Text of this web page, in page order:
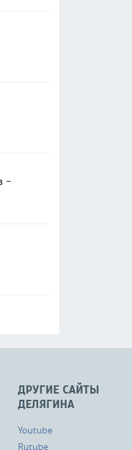
-
ДРУГИЕ САЙТЫ
ДЕЛЯГИНА
Youtube
Rutube